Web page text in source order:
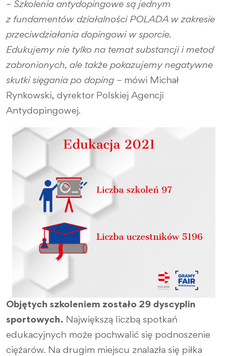
– Szkolenia antydopingowe są jednym
z fundamentów działalności POLADA w zakresie
przeciwdziałania dopingowi w sporcie.
Edukujemy nie tylko na temat substancji i metod
zabronionych, ale także pokazujemy negatywne
skutki sięgania po doping – mówi Michał
Rynkowski, dyrektor Polskiej Agencji
Antydopingowej.
Objętych szkoleniem zostało 29 dyscyplin
sportowych. Największą liczbą spotkań
edukacyjnych może pochwalić się podnoszenie
ciężarów. Na drugim miejscu znalazła się piłka